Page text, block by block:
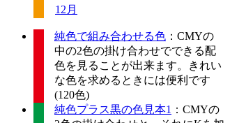
12月
純色で組み合わせる色 ：CMYの
中の2色の掛け合わせでできる配
色を見ることが出来ます。きれい
な色を求めるときには便利です
(120色)
純色プラス黒の色見本1 ：CMYの